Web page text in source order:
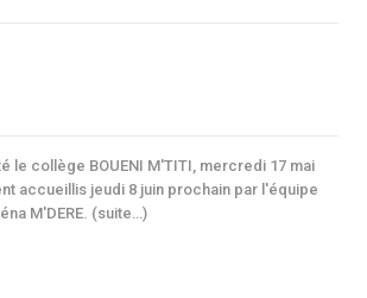
le collège BOUENI M'TITI, mercredi 17 mai
accueillis jeudi 8 juin prochain par l'équipe
M'DERE. (suite…)